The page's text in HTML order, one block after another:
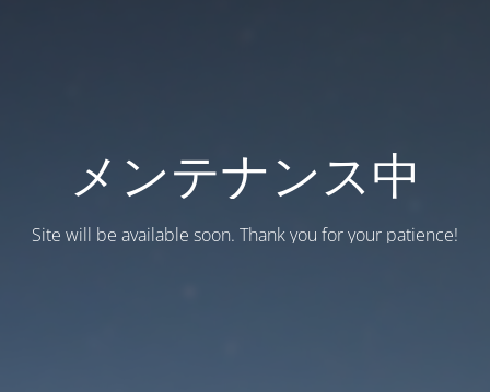
メンテナンス中
Site will be available soon. Thank you for your patience!